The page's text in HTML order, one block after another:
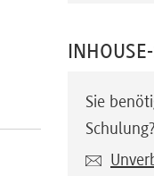
Sie
Schulung?